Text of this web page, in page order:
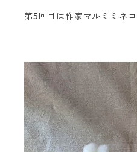
第5回目は作家マルミミネ